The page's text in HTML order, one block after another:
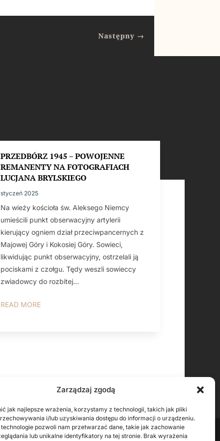
Zarządzaj zgodą
jak najlepsze wrażenia, korzystamy z technologii, takich jak pliki
i/lub uzyskiwania dostępu do informacji o urządzeniu.
technologie pozwoli nam przetwarzać dane, takie jak zachowanie
lub unikalne identyfikatory na tej stronie. Brak wyrażenia
Następny →
PRZEDBÓRZ 1945 – POWOJENNE
REMANENTY NA FOTOGRAFIACH
LUCJANA BRYLSKIEGO
styczeń 2025
Na wieży kościoła św. Aleksego Niemcy
umieścili punkt obserwacyjny artylerii
kierujący ogniem dział przeciwpancernych z
Majowej Góry i Kokosiej Góry. Sowieci,
likwidując punkt obserwacyjny, ostrzelali ją
pociskami z czołgu. Tędy weszli sowieccy
zwiadowcy do rozbitej...
READ MORE